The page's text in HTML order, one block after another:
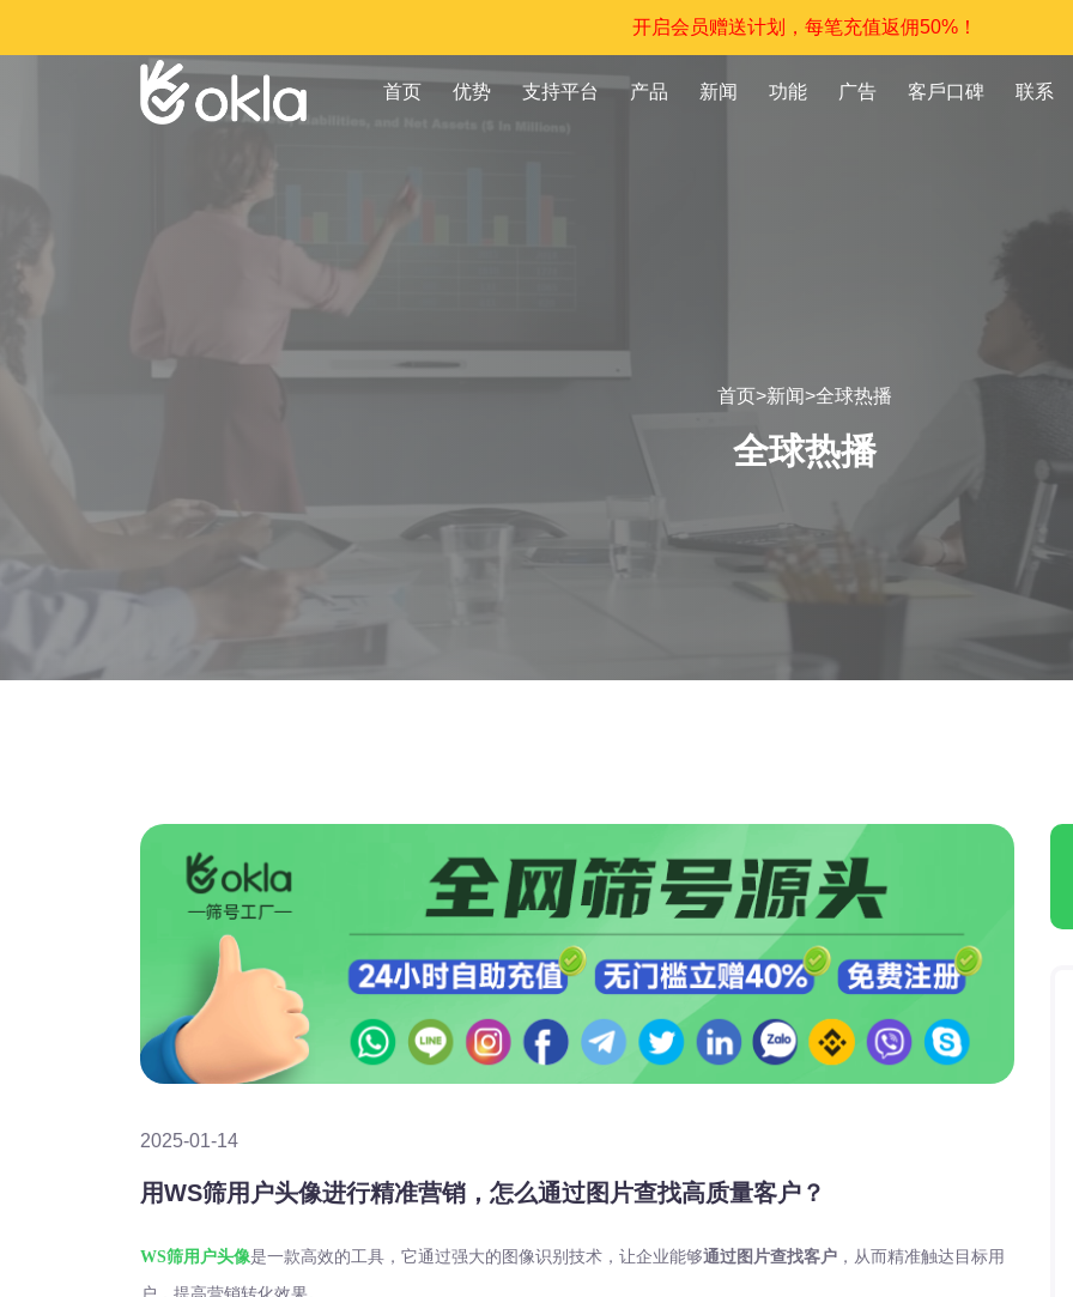
开启会员赠送计划，每笔充值返佣50%！
首页 优势 支持平台 产品 新闻 功能 广告 客戶口碑 联系
首页>新闻>全球热播
全球热播
2025-01-14
用WS筛用户头像进行精准营销，怎么通过图片查找高质量客户？
WS筛用户头像是一款高效的工具，它通过强大的图像识别技术，让企业能够通过图片查找客户 ，从而精准触达目标用